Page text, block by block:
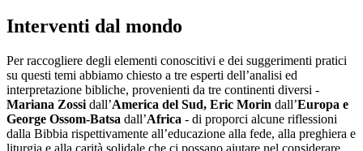
Interventi dal mondo
Per raccogliere degli elementi conoscitivi e dei suggerimenti pratici
su questi temi abbiamo chiesto a tre esperti dell’analisi ed
interpretazione bibliche, provenienti da tre continenti diversi -
Mariana Zossi dall’America del Sud, Eric Morin dall’Europa e
George Ossom-Batsa dall’Africa - di proporci alcune riflessioni
dalla Bibbia rispettivamente all’educazione alla fede, alla preghiera e